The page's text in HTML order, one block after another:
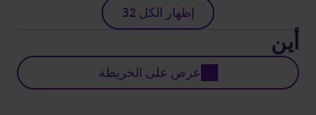
إظهار الكل 32
أين
عرض على الخريطة